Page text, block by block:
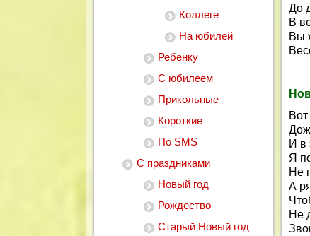
Коллеге
На юбилей
Ребенку
С юбилеем
Прикольные
Короткие
По SMS
С праздниками
Новый год
Рождество
Старый Новый год
До
В
Вы
И в
Я
Не
А
Не